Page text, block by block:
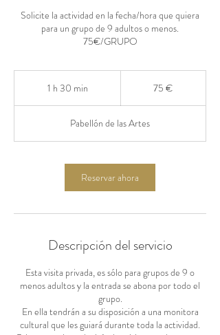
Solicite la actividad en la fecha/hora que quiera
para un grupo de 9 adultos o menos.
75€/GRUPO
1 h 30 min
0
i
n
75 €
Pabellón de las Artes
Reservar ahora
Descripción del servicio
Esta visita privada, es sólo para grupos de 9 o
menos adultos y la entrada se abona por todo el
grupo.
En ella tendrán a su disposición a una monitora
cultural que les guiará durante toda la actividad.